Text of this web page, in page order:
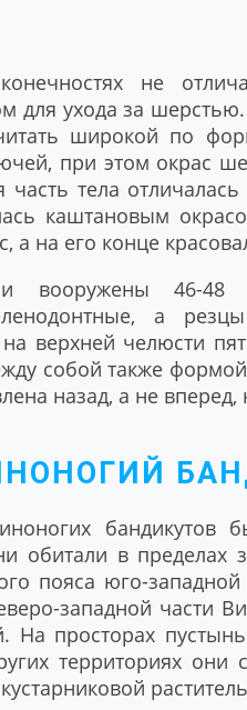
не
для ухода за
широкой по
при этом окрас
тела
каштановым
а на его конце
вооружены 46-
а
верхней челюсти
собой также
назад, а не вперед,
обитали в пределах
пояса юго-
западной части
На просторах
территориях они